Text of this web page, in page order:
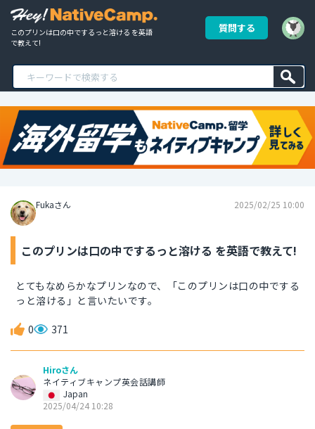
このプリンは口の中でするっと溶ける を英語
で教えて!
質問する
Fukaさん 2025/02/25 10:00
このプリンは口の中でするっと溶ける を英語で教えて!
とてもなめらかなプリンなので、「このプリンは口の中でする
っと溶ける」と言いたいです。
0 371
Hiroさん
ネイティブキャンプ英会話講師
Japan
2025/04/24 10:28